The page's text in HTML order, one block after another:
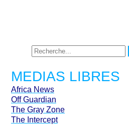
MEDIAS LIBRES
Africa News
Off Guardian
The Gray Zone
The Intercept